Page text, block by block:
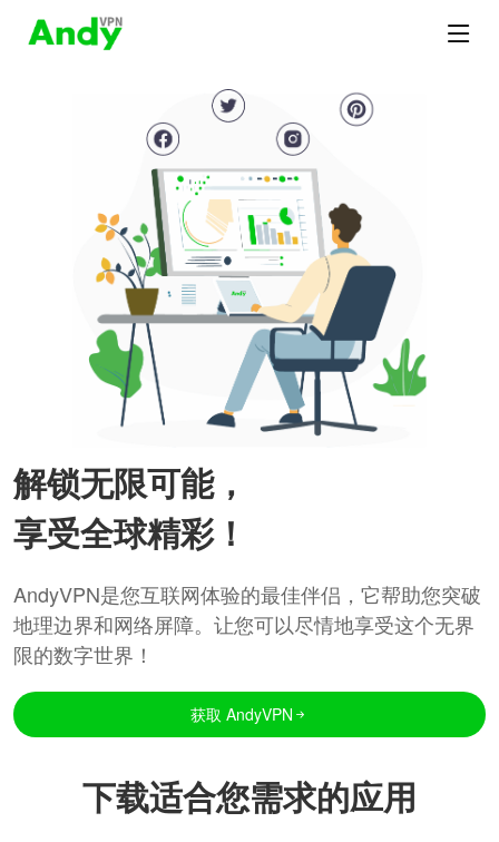
解锁无限可能，
享受全球精彩！
AndyVPN是您互联网体验的最佳伴侣，它帮助您突破
地理边界和网络屏障。让您可以尽情地享受这个无界
限的数字世界！
获取 AndyVPN
下载适合您需求的应用